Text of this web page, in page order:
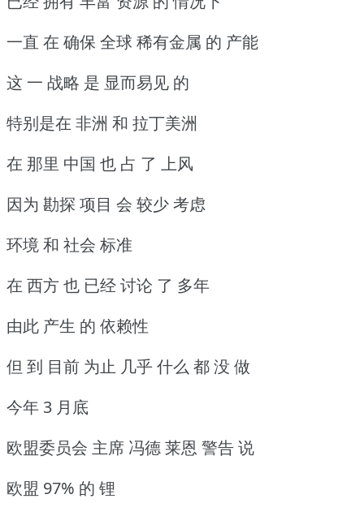
一直 在 确保 全球 稀有金属 的 产能
这 一 战略 是 显而易见 的
特别是在 非洲 和 拉丁美洲
在 那里 中国 也 占 了 上风
因为 勘探 项目 会 较少 考虑
环境 和 社会 标准
在 西方 也 已经 讨论 了 多年
由此 产生 的 依赖性
但 到 目前 为止 几乎 什么 都 没 做
今年 3 月底
欧盟委员会 主席 冯德 莱恩 警告 说
欧盟 97% 的 锂